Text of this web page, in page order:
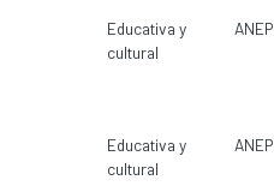
Educativa y
cultural
ANEP
Educativa y
cultural
ANEP